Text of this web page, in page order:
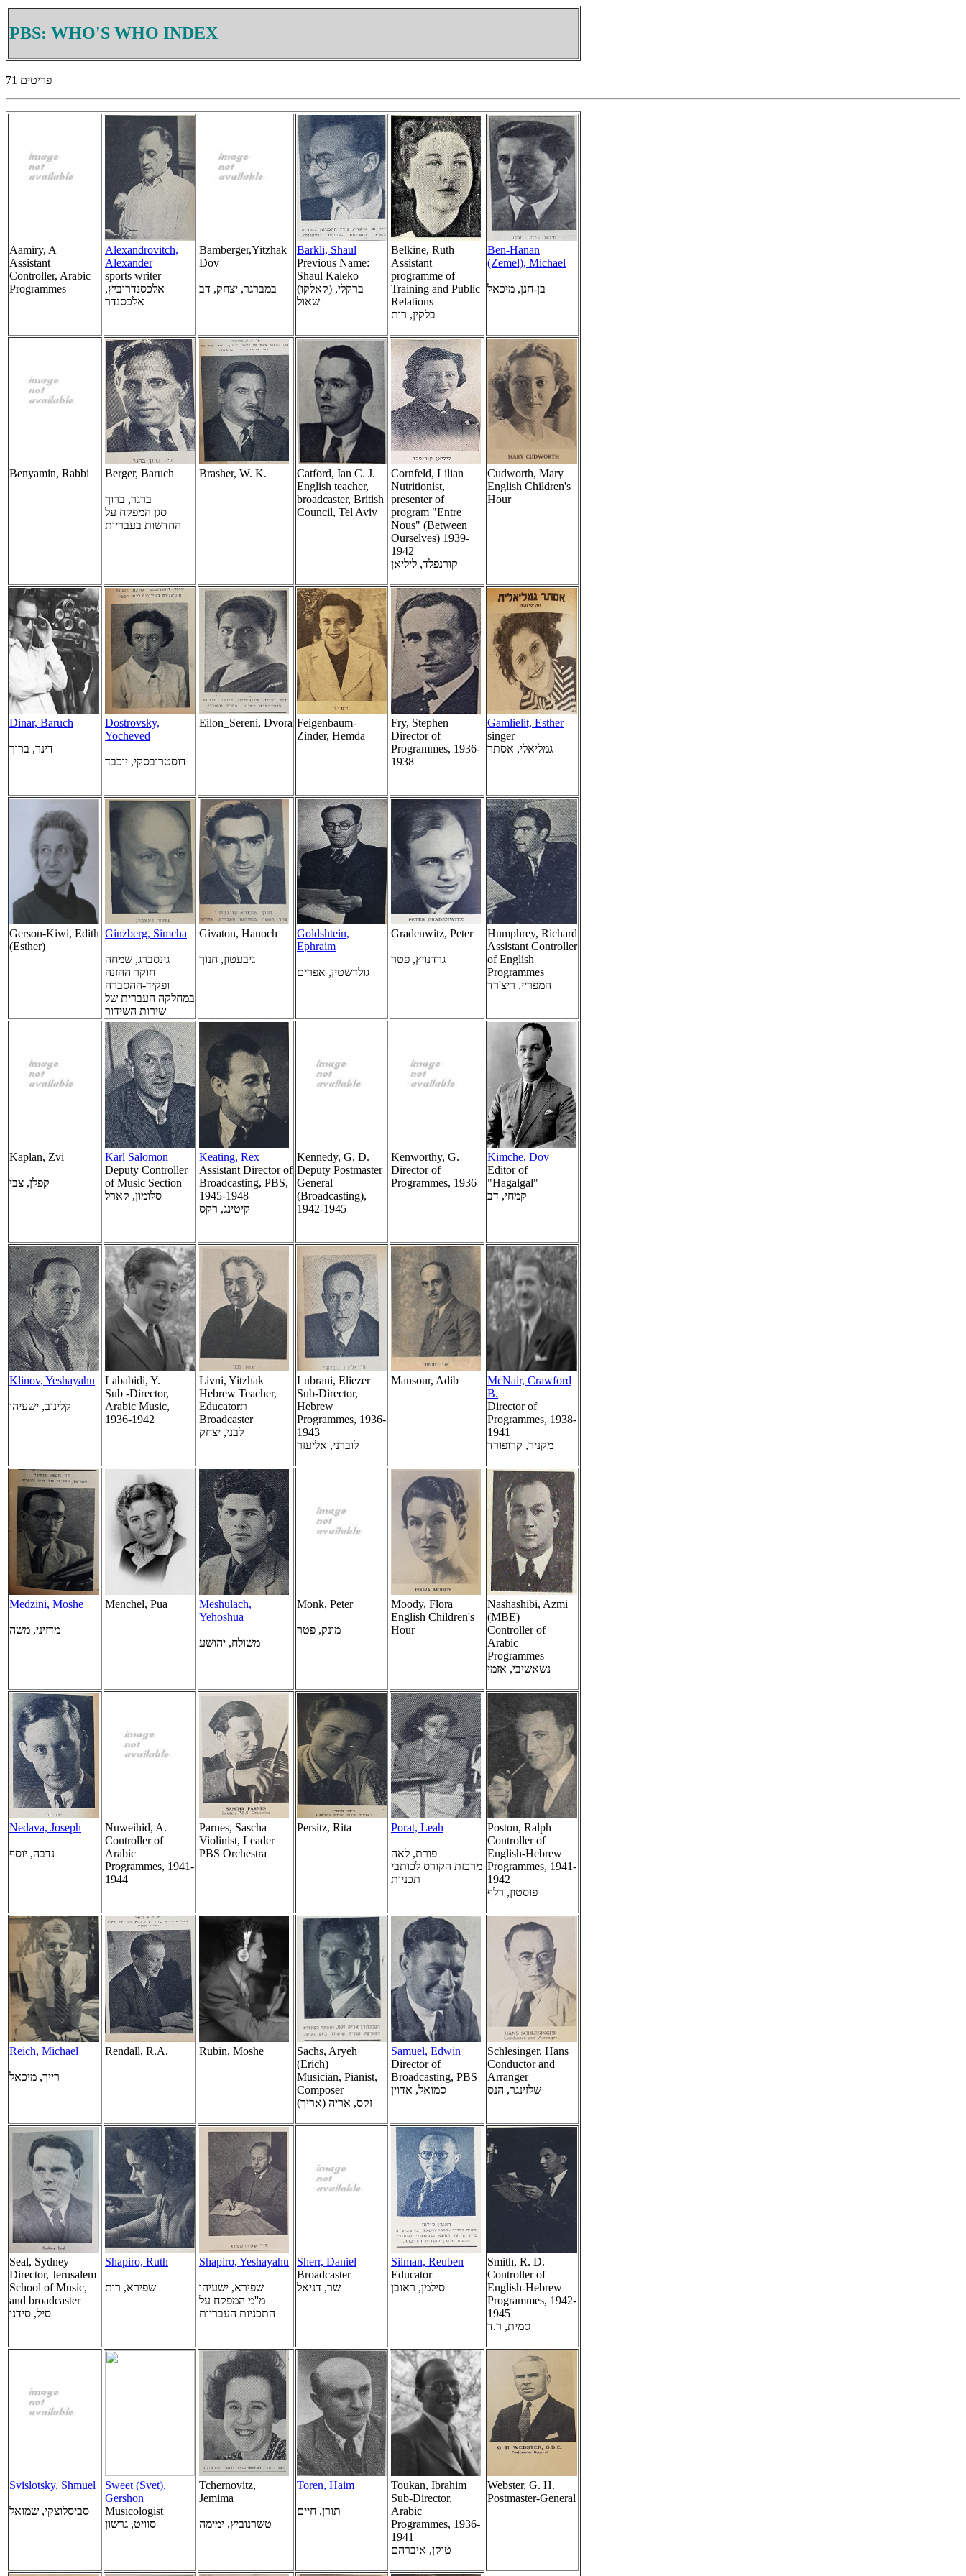
PBS: WHO'S WHO INDEX
71 פריטים
Aamiry, A
Assistant
Controller, Arabic
Programmes
Alexandrovitch,
Alexander
sports writer
אלכסנדרוביץ,
אלכסנדר
Bamberger,Yitzhak
Dov
במברגר, יצחק, דב
Barkli, Shaul
Previous Name:
Shaul Kaleko
(קאלקו) ברקלי,
שאול
Belkine, Ruth
Assistant
programme of
Training and Public
Relations
בלקין, רות
Ben-Hanan
(Zemel), Michael
בן-חנן, מיכאל
Benyamin, Rabbi Berger, Baruch
ברגר, ברוך
סגן המפקח על
החדשות בעבריות
Brasher, W. K.
Catford, Ian C. J.
English teacher,
broadcaster, British
Council, Tel Aviv
Cornfeld, Lilian
Nutritionist,
presenter of
program "Entre
Nous" (Between
Ourselves) 1939-
1942
קורנפלד, ליליאן
Cudworth, Mary
English Children's
Hour
Dinar, Baruch
דינר, ברוך
Dostrovsky,
Yocheved
דוסטרובסקי, יוכבד
Eilon_Sereni, Dvora Feigenbaum-
Zinder, Hemda
Fry, Stephen
Director of
Programmes, 1936-
1938
Gamlielit, Esther
singer
גמליאלי, אסתר
Gerson-Kiwi, Edith
(Esther)
Ginzberg, Simcha
גינסברג, שמחה
חוקר ההזנה
ופקיד-ההסברה
במחלקה העברית של
שירות השידור
Givaton, Hanoch
גיבעטון, חנוך
Goldshtein,
Ephraim
גולדשטין, אפרים
Gradenwitz, Peter
גרדנויץ, פטר
Humphrey, Richard
Assistant Controller
of English
Programmes
המפריי, ריצ'רד
Kaplan, Zvi
קפלן, צבי
Karl Salomon
Deputy Controller
of Music Section
סלומון, קארל
Keating, Rex
Assistant Director of
Broadcasting, PBS,
1945-1948
קיטינג, רקס
Kennedy, G. D.
Deputy Postmaster
General
(Broadcasting),
1942-1945
Kenworthy, G.
Director of
Programmes, 1936
Kimche, Dov
Editor of
"Hagalgal"
קמחי, דב
Klinov, Yeshayahu
קלינוב, ישעיהו
Lababidi, Y.
Sub -Director,
Arabic Music,
1936-1942
Livni, Yitzhak
Hebrew Teacher,
Educatorת
Broadcaster
לבני, יצחק
Lubrani, Eliezer
Sub-Director,
Hebrew
Programmes, 1936-
1943
לוברני, אליעזר
Mansour, Adib
McNair, Crawford
B.
Director of
Programmes, 1938-
1941
מקניר, קרופורד
Medzini, Moshe
מדזיני, משה
Menchel, Pua
Meshulach,
Yehoshua
משולח, יהושע
Monk, Peter
מונק, פטר
Moody, Flora
English Children's
Hour
Nashashibi, Azmi
(MBE)
Controller of
Arabic
Programmes
נשאשיבי, אזמי
Nedava, Joseph
נדבה, יוסף
Nuweihid, A.
Controller of
Arabic
Programmes, 1941-
1944
Parnes, Sascha
Violinist, Leader
PBS Orchestra
Persitz, Rita Porat, Leah
פורת, לאה
מרכזת הקורס לכותבי
תכניות
Poston, Ralph
Controller of
English-Hebrew
Programmes, 1941-
1942
פוסטון, רלף
Reich, Michael
רייך, מיכאל
Rendall, R.A. Rubin, Moshe
Sachs, Aryeh
(Erich)
Musician, Pianist,
Composer
זקס, אריה (אריך)
Samuel, Edwin
Director of
Broadcasting, PBS
סמואל, אדוין
Schlesinger, Hans
Conductor and
Arranger
שלזינגר, הנס
Seal, Sydney
Director, Jerusalem
School of Music,
and broadcaster
סיל, סידני
Shapiro, Ruth
שפירא, רות
Shapiro, Yeshayahu
שפירא, ישעיהו
מ''מ המפקח על
התכניות העבריות
Sherr, Daniel
Broadcaster
שר, דניאל
Silman, Reuben
Educator
סילמן, ראובן
Smith, R. D.
Controller of
English-Hebrew
Programmes, 1942-
1945
סמית, ר.ד
Svislotsky, Shmuel
סביסלוצקי, שמואל
Sweet (Svet),
Gershon
Musicologist
סוויט, גרשון
Tchernovitz,
Jemima
טשרנוביץ, ימימה
Toren, Haim
תורן, חיים
Toukan, Ibrahim
Sub-Director,
Arabic
Programmes, 1936-
1941
טוקן, איברהם
Webster, G. H.
Postmaster-General